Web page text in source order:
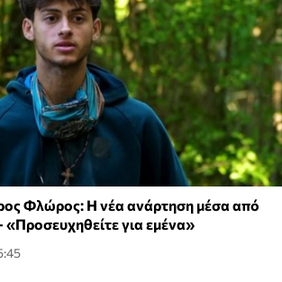
Φλώρος: Η νέα ανάρτηση μέσα από
«Προσευχηθείτε για εμένα»